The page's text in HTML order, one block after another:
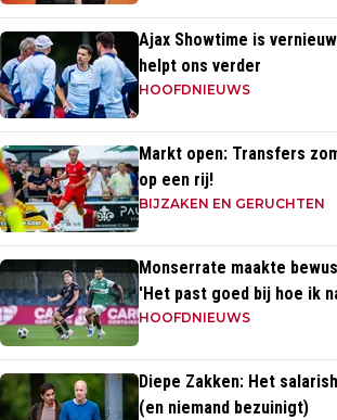
Ajax Showtime is
helpt ons verder
HOOFDNIEUWS
Markt open: Transfers
op een rij!
BIJZAKEN EN GERUCHTEN
Monserrate maakte
'Het past goed bij hoe ik
HOOFDNIEUWS
Diepe Zakken: Het
(en niemand bezuinigt)